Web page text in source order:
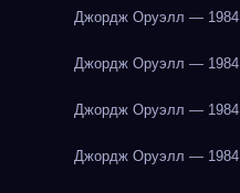
Джордж Оруэлл — 1984
Джордж Оруэлл — 1984
Джордж Оруэлл — 1984
Джордж Оруэлл — 1984